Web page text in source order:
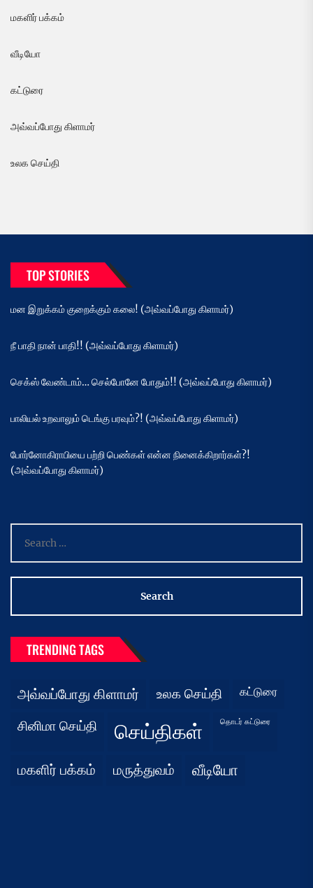
மகளிர் பக்கம்
வீடியோ
கட்டுரை
அவ்வப்போது கிளாமர்
உலக செய்தி
TOP STORIES
மன இறுக்கம் குறைக்கும் கலை! (அவ்வப்போது கிளாமர்)
நீ பாதி நான் பாதி!! (அவ்வப்போது கிளாமர்)
செக்ஸ் வேண்டாம்… செல்போனே போதும்!! (அவ்வப்போது கிளாமர்)
பாலியல் உறவாலும் டெங்கு பரவும்?! (அவ்வப்போது கிளாமர்)
போர்னோகிராபியை பற்றி பெண்கள் என்ன நினைக்கிறார்கள்?!
(அவ்வப்போது கிளாமர்)
for:
TRENDING TAGS
அவ்வப்போது கிளாமர் உலக செய்தி கட்டுரை
சினிமா செய்தி செய்திகள் தொடர் கட்டுரை
மகளிர் பக்கம் மருத்துவம் வீடியோ